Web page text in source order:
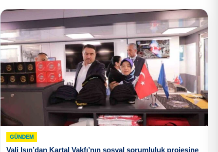
GÜNDEM
Vali Işın’dan Kartal Vakfı’nın sosyal sorumluluk projesine